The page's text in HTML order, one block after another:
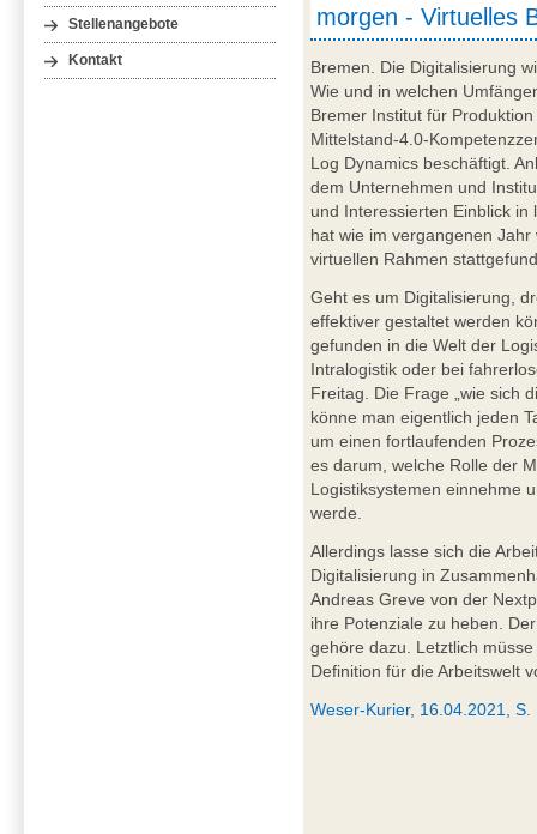
Stellenangebote
Kontakt
morgen - Virtuelles
Bremen. Die Digitalisierung
Wie und in welchen
Bremer Institut für
Mittelstand-4.0-
Log Dynamics beschäftigt.
dem Unternehmen und
und Interessierten Einblick in
hat wie im vergangenen
virtuellen Rahmen
Geht es um Digitalisierung,
effektiver gestaltet werden
gefunden in die Welt der
Intralogistik oder bei
Freitag. Die Frage „wie sich
könne man eigentlich jeden
um einen fortlaufenden
es darum, welche Rolle der
Logistiksystemen einnehme
werde.
Allerdings lasse sich die
Digitalisierung in
Andreas Greve von der
ihre Potenziale zu heben.
gehöre dazu. Letztlich
Definition für die Arbeitswelt
Weser-Kurier, 16.04.2021, S.